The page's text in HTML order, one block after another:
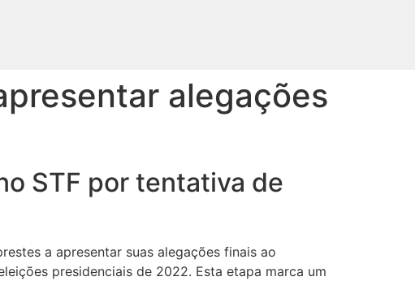
alegações
STF por tentativa de
a apresentar suas alegações finais ao
presidenciais de 2022. Esta etapa marca um